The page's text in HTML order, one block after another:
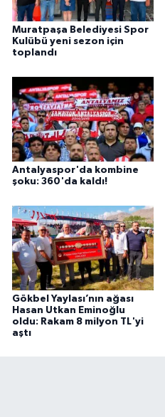
Muratpaşa Belediyesi Spor
Kulübü yeni sezon için
toplandı
Antalyaspor'da kombine
şoku: 360'da kaldı!
Gökbel Yaylası’nın ağası
Hasan Utkan Eminoğlu
oldu: Rakam 8 milyon TL'yi
aştı